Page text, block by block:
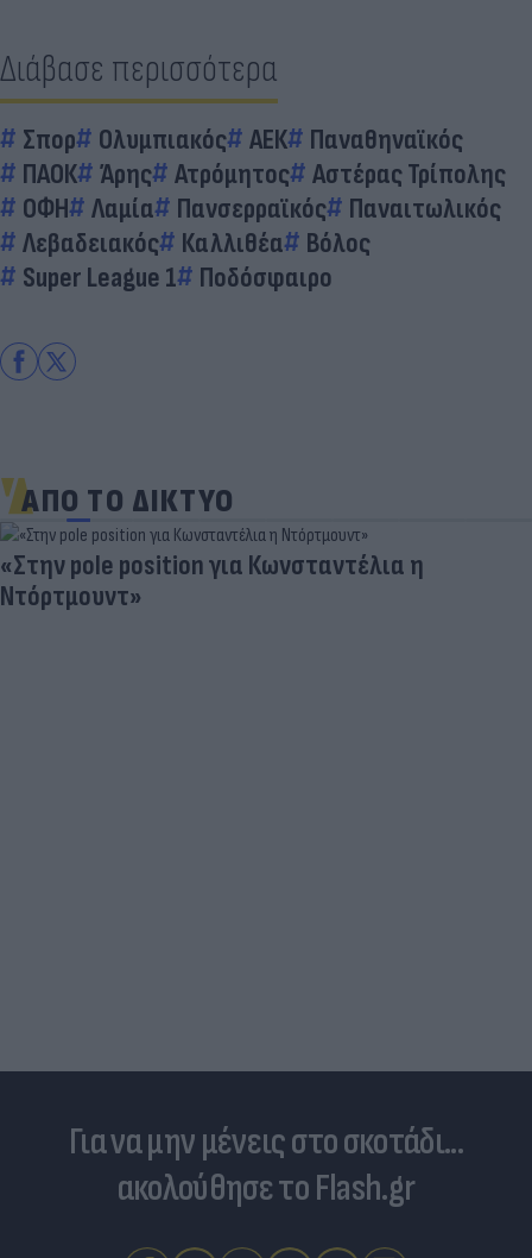
Διάβασε περισσότερα
Σπορ Ολυμπιακός ΑΕΚ
Παναθηναϊκός
ΠΑΟΚ
Άρης Ατρόμητος
Αστέρας Τρίπολης
ΟΦΗ
Λαμία Πανσερραϊκός
Παναιτωλικός
Λεβαδειακός
Καλλιθέα
Βόλος
Super League 1
Ποδόσφαιρο
ΑΠΟ ΤΟ ΔΙΚΤΥΟ
«Στην pole position για Κωνσταντέλια η
Ντόρτμουντ»
Για να μην μένεις στο σκοτάδι...
ακολούθησε το Flash.gr